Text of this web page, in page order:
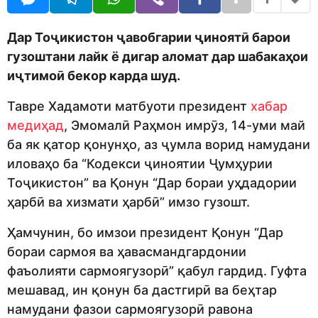
o
n
o
Дар Тоҷикистон ҷавобгарии ҷиноятӣ барои
гузоштани лайк ё дигар аломат дар шабакаҳои
иҷтимоӣ бекор карда шуд.
Тавре Хадамоти матбуоти президент хабар
медиҳад, Эмомалӣ Раҳмон имрӯз, 14-уми май
ба як қатор қонунҳо, аз ҷумла ворид намудани
иловаҳо ба “Кодекси ҷиноятии Ҷумҳурии
Тоҷикистон” ва Қонун “Дар бораи уҳдадории
ҳарбӣ ва хизмати ҳарбӣ” имзо гузошт.
Ҳамчунин, бо имзои президент Қонун “Дар
бораи сармоя ва ҳавасмандгардонии
фаъолияти сармоягузорӣ” қабул гардид. Гуфта
мешавад, ин қонун ба дастгирӣ ва беҳтар
намудани фазои сармоягузорӣ равона